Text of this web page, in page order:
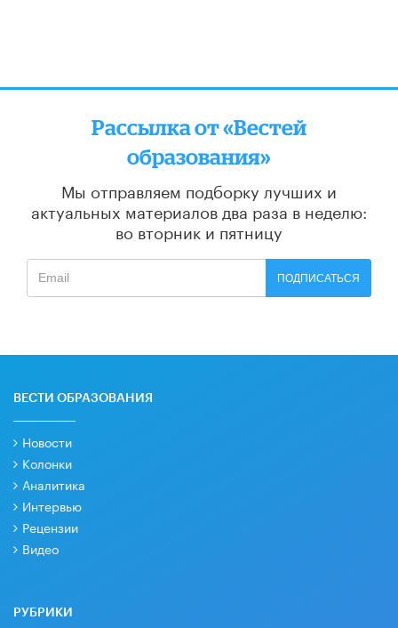
Рассылка от «Вестей
образования»
Мы отправляем подборку лучших и
актуальных материалов два раза в неделю:
во вторник и пятницу
ПОДПИСАТЬСЯ
ВЕСТИ ОБРАЗОВАНИЯ
Новости
Колонки
Аналитика
Интервью
Рецензии
Видео
РУБРИКИ